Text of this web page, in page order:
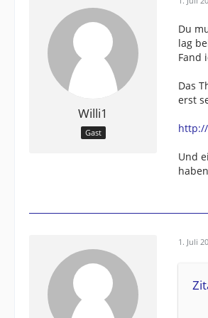
Willi1
Gast
Du
lag
Fand
Das
erst
Und
1. Juli